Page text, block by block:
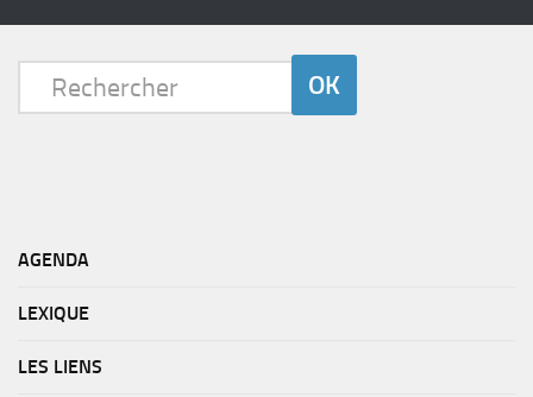
AGENDA
LEXIQUE
LES LIENS